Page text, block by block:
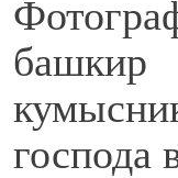
башкир
господа